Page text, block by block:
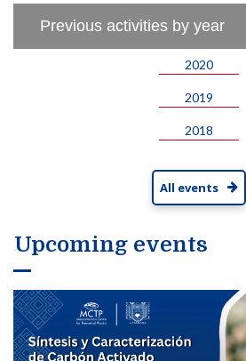
Previous activities by year
2020
2019
2018
All events
Upcoming events